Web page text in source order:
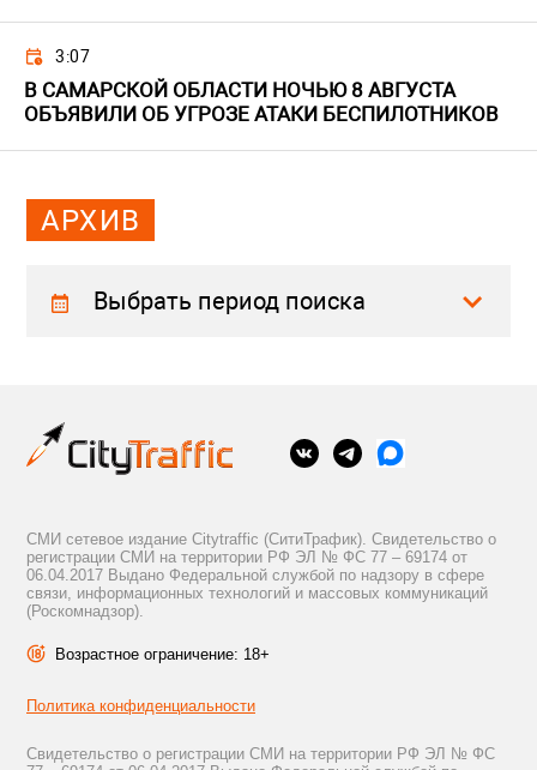
3:07
В САМАРСКОЙ ОБЛАСТИ НОЧЬЮ 8 АВГУСТА
ОБЪЯВИЛИ ОБ УГРОЗЕ АТАКИ БЕСПИЛОТНИКОВ
АРХИВ
Выбрать период поиска
СМИ сетевое издание Citytraffic (СитиТрафик). Свидетельство о
регистрации СМИ на территории РФ ЭЛ № ФС 77 – 69174 от
06.04.2017 Выдано Федеральной службой по надзору в сфере
связи, информационных технологий и массовых коммуникаций
(Роскомнадзор).
Возрастное ограничение: 18+
Политика конфиденциальности
Свидетельство о регистрации СМИ на территории РФ ЭЛ № ФС